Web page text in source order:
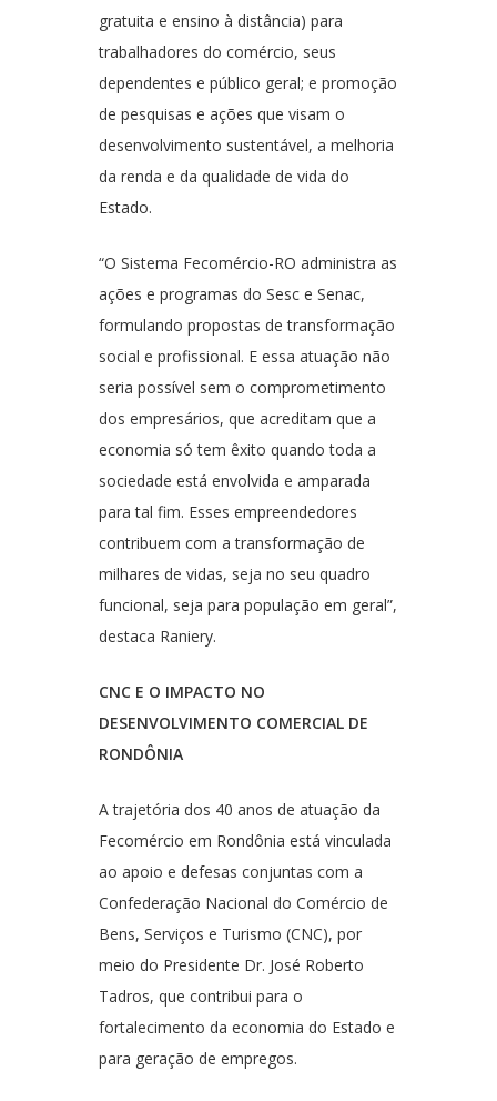
gratuita e ensino à distância) para
trabalhadores do comércio, seus
dependentes e público geral; e promoção
de pesquisas e ações que visam o
desenvolvimento sustentável, a melhoria
da renda e da qualidade de vida do
Estado.
“O Sistema Fecomércio-RO administra as
ações e programas do Sesc e Senac,
formulando propostas de transformação
social e profissional. E essa atuação não
seria possível sem o comprometimento
dos empresários, que acreditam que a
economia só tem êxito quando toda a
sociedade está envolvida e amparada
para tal fim. Esses empreendedores
contribuem com a transformação de
milhares de vidas, seja no seu quadro
funcional, seja para população em geral”,
destaca Raniery.
CNC E O IMPACTO NO
DESENVOLVIMENTO COMERCIAL DE
RONDÔNIA
A trajetória dos 40 anos de atuação da
Fecomércio em Rondônia está vinculada
ao apoio e defesas conjuntas com a
Confederação Nacional do Comércio de
Bens, Serviços e Turismo (CNC), por
meio do Presidente Dr. José Roberto
Tadros, que contribui para o
fortalecimento da economia do Estado e
para geração de empregos.